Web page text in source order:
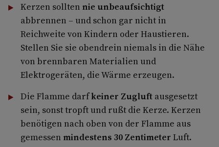
Kerzen sollten nie unbeaufsichtigt
abbrennen – und schon gar nicht in
Reichweite von Kindern oder Haustieren.
Stellen Sie sie obendrein niemals in die Nähe
von brennbaren Materialien und
Elektrogeräten, die Wärme erzeugen.
Die Flamme darfkeiner Zugluftausgesetzt
sein, sonst tropft und rußt die Kerze. Kerzen
benötigen nach oben von der Flamme aus
gemessen mindestens 30 Zentimeter Luft.